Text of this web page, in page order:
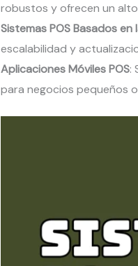
robustos y ofrecen un
Sistemas POS Basados en
escalabilidad y
Aplicaciones Móviles POS:
para negocios pequeños